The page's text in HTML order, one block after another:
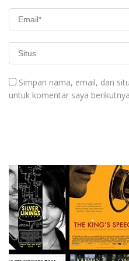
Simpan nama, email, dan
untuk komentar saya